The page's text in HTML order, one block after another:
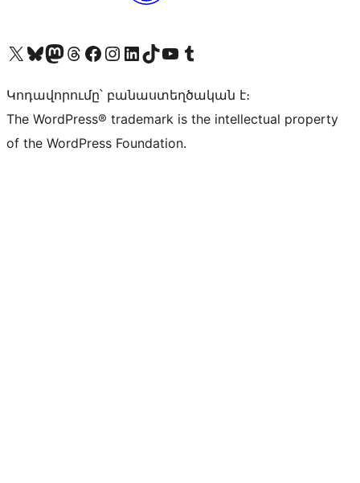
Visit our X (formerly Twitter) account
Visit our Bluesky account
Visit our Mastodon account
Visit our Threads account
Visit our Facebook page
Visit our Instagram account
Visit our LinkedIn account
Visit our TikTok account
Visit our YouTube channel
Visit our Tumblr account
Կոդավորումը՝ բանաստեղծական է։
The WordPress® trademark is the intellectual property
of the WordPress Foundation.